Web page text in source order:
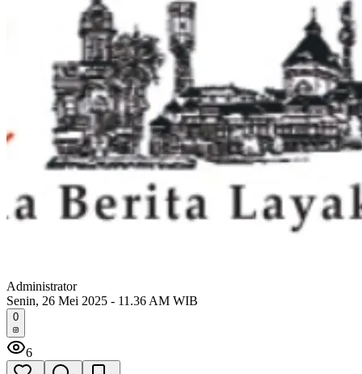
Administrator
Senin, 26 Mei 2025 - 11.36 AM WIB
0
6